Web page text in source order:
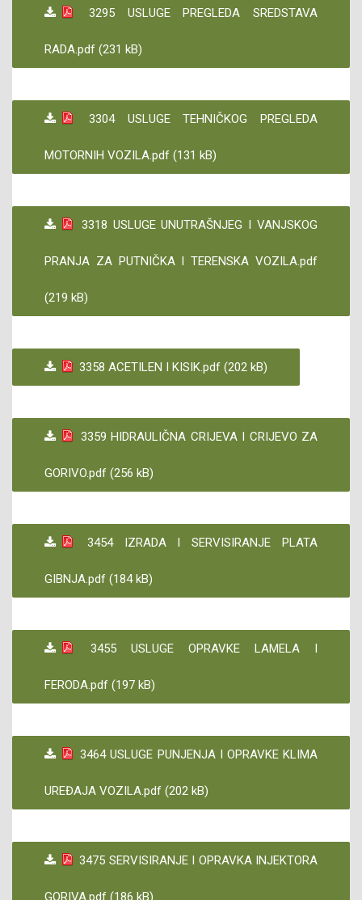
3295 USLUGE PREGLEDA SREDSTAVA
RADA.pdf (231 kB)
3304 USLUGE TEHNIČKOG PREGLEDA
MOTORNIH VOZILA.pdf (131 kB)
3318 USLUGE UNUTRAŠNJEG I VANJSKOG
PRANJA ZA PUTNIČKA I TERENSKA VOZILA.pdf
(219 kB)
3358 ACETILEN I KISIK.pdf (202 kB)
3359 HIDRAULIČNA CRIJEVA I CRIJEVO ZA
GORIVO.pdf (256 kB)
3454 IZRADA I SERVISIRANJE PLATA
GIBNJA.pdf (184 kB)
3455 USLUGE OPRAVKE LAMELA I
FERODA.pdf (197 kB)
3464 USLUGE PUNJENJA I OPRAVKE KLIMA
UREĐAJA VOZILA.pdf (202 kB)
3475 SERVISIRANJE I OPRAVKA INJEKTORA
GORIVA.pdf (186 kB)